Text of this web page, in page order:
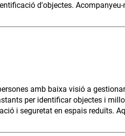
d'objectes.
amb baixa visió a
per identificar objectes i
i seguretat en espais reduïts.